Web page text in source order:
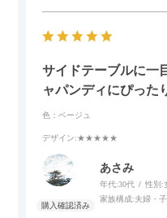
サイドテーブルに一
ャパンディにぴった
色：ベージュ
デザイン:★★★★★
あさみ
年代:30代 性別:
家族構成:夫婦・